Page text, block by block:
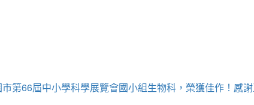
66屆中小學科學展覽會國小組生物科，榮獲佳作！感